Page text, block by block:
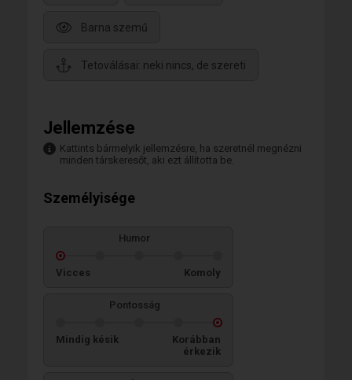
Barna szemű
Tetoválásai: neki nincs, de szereti
Jellemzése
Kattints bármelyik jellemzésre, ha szeretnél megnézni
minden társkeresőt, aki ezt állította be.
Személyisége
Humor
Vicces Komoly
Pontosság
Mindig késik
Korábban
érkezik